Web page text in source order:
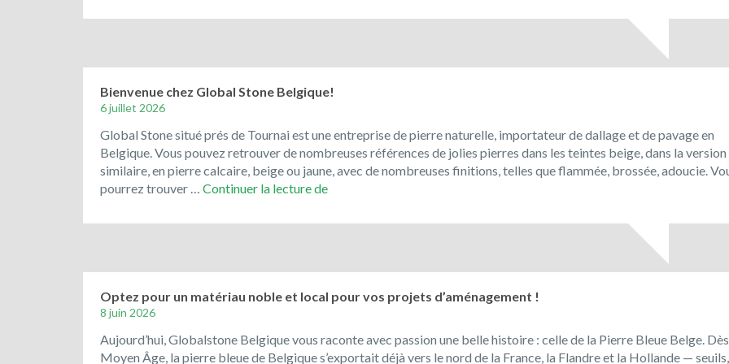
Bienvenue chez Global Stone Belgique!
6 juillet 2026
Global Stone situé prés de Tournai est une entreprise de pierre naturelle, importateur de dallage et de pavage en
Belgique. Vous pouvez retrouver de nombreuses références de jolies pierres dans les teintes beige, dans la version
similaire, en pierre calcaire, beige ou jaune, avec de nombreuses finitions, telles que flammée, brossée, adoucie.
pourrez trouver … Continuer la lecture deBienvenue
Global
Optez pour un matériau noble et local pour vos projets d’aménagement !
8 juin 2026
Aujourd’hui, Globalstone Belgique vous raconte avec passion une belle histoire : celle de la Pierre Bleue Belge.
Moyen Âge, la pierre bleue de Belgique s’exportait déjà vers le nord de la France, la Flandre et la Hollande — seuils,